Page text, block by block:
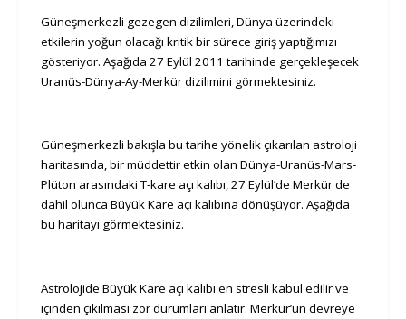
Güneşmerkezli gezegen dizilimleri, Dünya üzerindeki
etkilerin yoğun olacağı kritik bir sürece giriş yaptığımızı
gösteriyor. Aşağıda 27 Eylül 2011 tarihinde gerçekleşecek
Uranüs-Dünya-Ay-Merkür dizilimini görmektesiniz.
Güneşmerkezli bakışla bu tarihe yönelik çıkarılan astroloji
haritasında, bir müddettir etkin olan Dünya-Uranüs-Mars-
Plüton arasındaki T-kare açı kalıbı, 27 Eylül’de Merkür de
dahil olunca Büyük Kare açı kalıbına dönüşüyor. Aşağıda
bu haritayı görmektesiniz.
Astrolojide Büyük Kare açı kalıbı en stresli kabul edilir ve
içinden çıkılması zor durumları anlatır. Merkür’ün devreye